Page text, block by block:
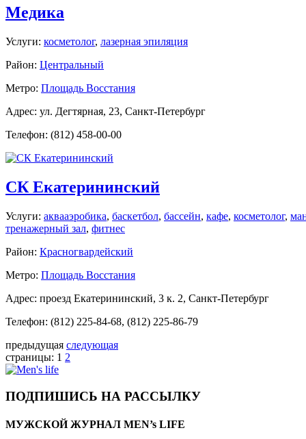
Медика
Услуги: косметолог, лазерная эпиляция
Район: Центральный
Метро: Площадь Восстания
Адрес: ул. Дегтярная, 23, Санкт-Петербург
Телефон: (812) 458-00-00
СК Екатерининский
Услуги: аквааэробика, баскетбол, бассейн, кафе, косметолог,
тренажерный зал, фитнес
Район: Красногвардейский
Метро: Площадь Восстания
Адрес: проезд Екатерининский, 3 к. 2, Санкт-Петербург
Телефон: (812) 225-84-68, (812) 225-86-79
предыдущая следующая
страницы: 1 2
ПОДПИШИСЬ НА РАССЫЛКУ
МУЖСКОЙ ЖУРНАЛ MEN’s LIFE